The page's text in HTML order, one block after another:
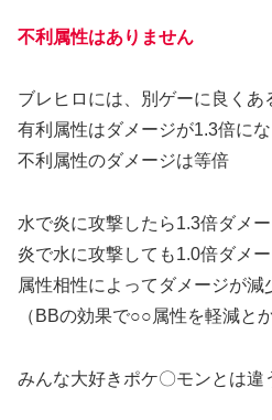
不利属性はありません
ブレヒロには、別ゲーに良くあ
有利属性はダメージが1.3倍に
不利属性のダメージは等倍
水で炎に攻撃したら1.3倍ダメ
炎で水に攻撃しても1.0倍ダメ
属性相性によってダメージが
（BBの効果で○○属性を軽減と
みんな大好きポケ〇モンとは違